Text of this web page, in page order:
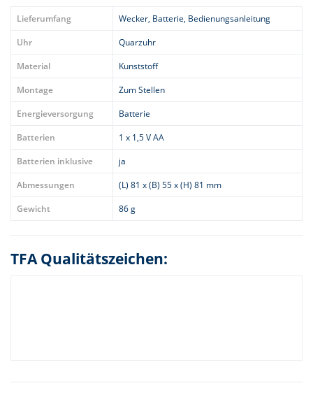
Lieferumfang
Wecker, Batterie, Bedienungsanleitung
Uhr
Quarzuhr
Material
Kunststoff
Montage
Zum Stellen
Energieversorgung
Batterie
Batterien
1 x 1,5 V AA
Batterien inklusive
ja
Abmessungen
(L) 81 x (B) 55 x (H) 81 mm
Gewicht
86 g
TFA Qualitätszeichen: